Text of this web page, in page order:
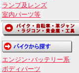
ランプ及レンズ
室内パーツ等
エンジン･バッテリー系
ボディパーツ